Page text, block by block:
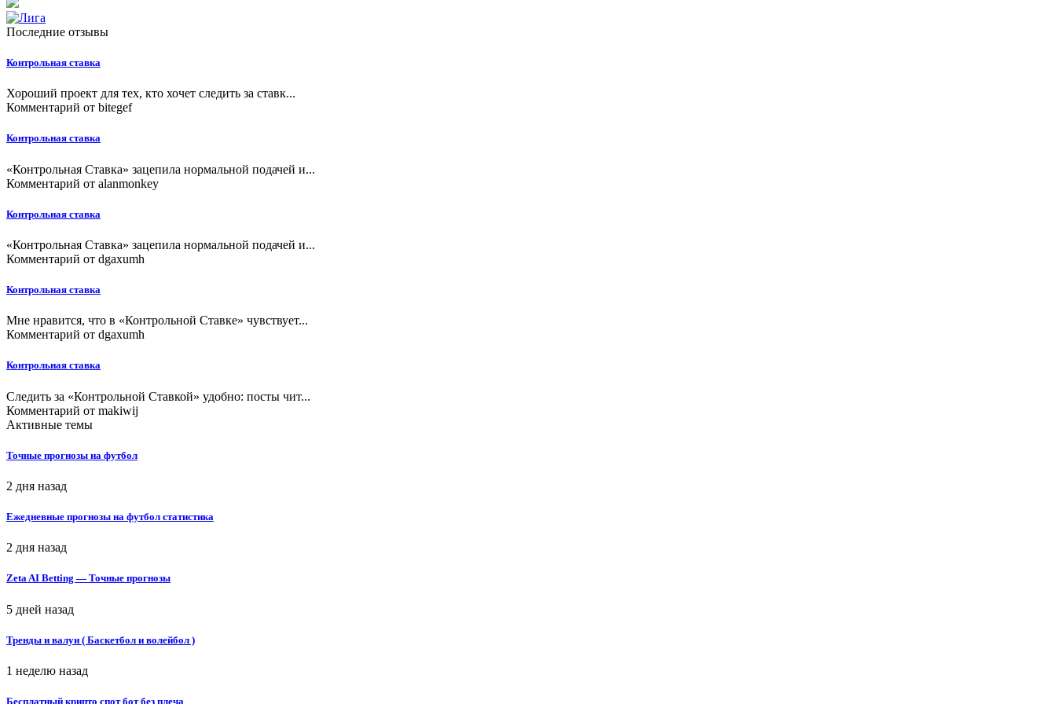
Последние отзывы
Контрольная ставка
Хороший проект для тех, кто хочет следить за ставк...
Комментарий от bitegef
Контрольная ставка
«Контрольная Ставка» зацепила нормальной подачей и...
Комментарий от alanmonkey
Контрольная ставка
«Контрольная Ставка» зацепила нормальной подачей и...
Комментарий от dgaxumh
Контрольная ставка
Мне нравится, что в «Контрольной Ставке» чувствует...
Комментарий от dgaxumh
Контрольная ставка
Следить за «Контрольной Ставкой» удобно: посты чит...
Комментарий от makiwij
Активные темы
Точные прогнозы на футбол
2 дня назад
Ежедневные прогнозы на футбол статистика
2 дня назад
Zeta AI Betting — Точные прогнозы
5 дней назад
Тренды и валуи ( Баскетбол и волейбол )
1 неделю назад
Бесплатный крипто спот бот без плеча